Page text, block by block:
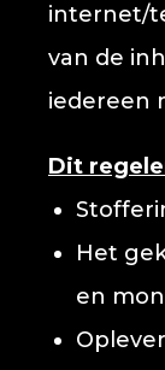
internet/
van de
iedereen
Dit
Het
en